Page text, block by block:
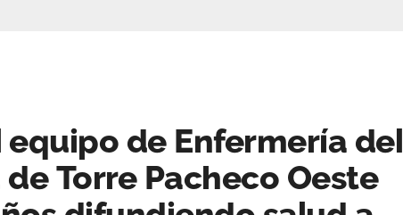
equipo de Enfermería del
Torre Pacheco Oeste